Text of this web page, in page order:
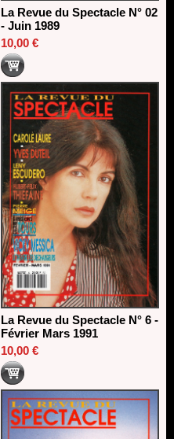
La Revue du Spectacle N° 02
- Juin 1989
10,00 €
La Revue du Spectacle N° 6 -
Février Mars 1991
10,00 €